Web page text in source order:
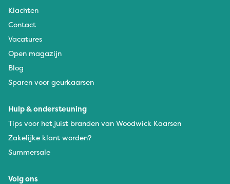
Klachten
Contact
Vacatures
Open magazijn
Blog
Sparen voor geurkaarsen
Hulp & ondersteuning
Tips voor het juist branden van Woodwick Kaarsen
Zakelijke klant worden?
Summersale
Volg ons